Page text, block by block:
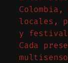
Colombia,
locales,
y
Cada